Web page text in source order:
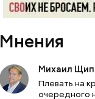
Мнения
Михаил
Плевать на
очередного